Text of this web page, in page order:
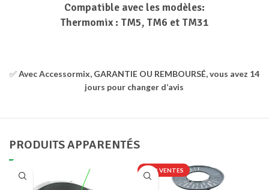
Compatible avec les modèles:
Thermomix : TM5, TM6 et TM31
✅Avec Accessormix, GARANTIE OU REMBOURSÉ, vous avez 14
jours pour changer d’avis
PRODUITS APPARENTÉS
TOP VENTES